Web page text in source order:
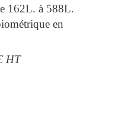
162L. à 588L.
en
HT